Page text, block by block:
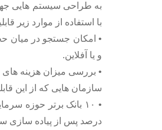
به طراحی سیستم هایی
با استفاده از موارد زیر
• امکان جستجو در میان
و یا آفلاین.
• بررسی میزان هزینه
سازمان هایی که از این
درصد پس از پیاده سازی